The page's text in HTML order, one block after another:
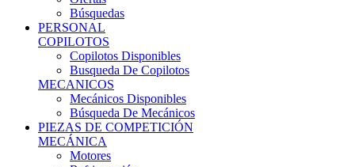
Búsquedas
PERSONAL
COPILOTOS
Copilotos Disponibles
Busqueda De Copilotos
MECANICOS
Mecánicos Disponibles
Búsqueda De Mecánicos
PIEZAS DE COMPETICIÓN
MECÁNICA
Motores